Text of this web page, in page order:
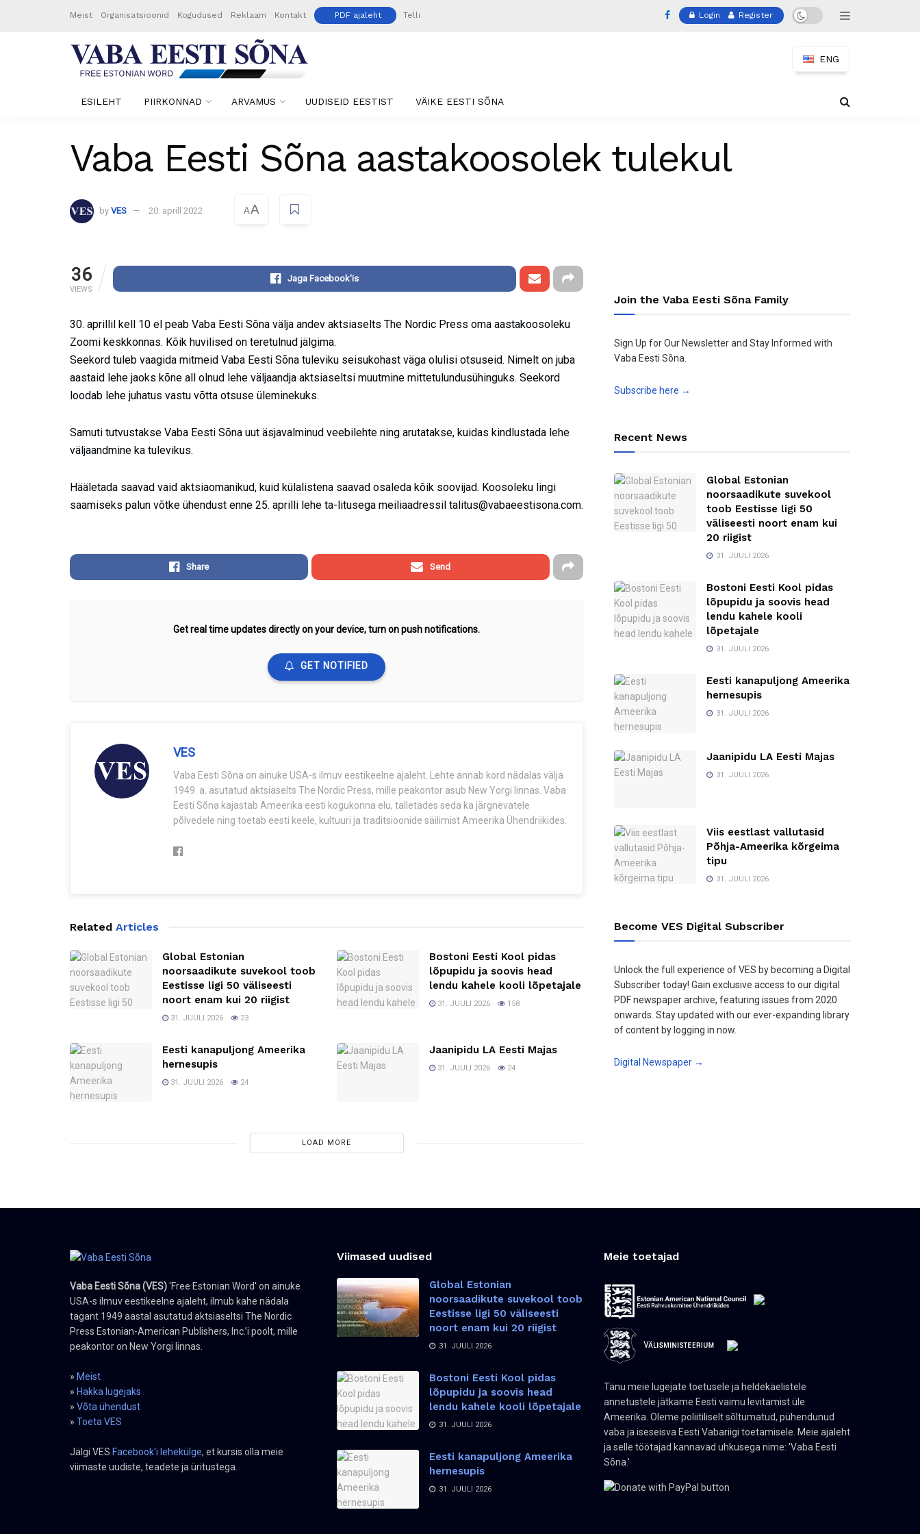
Meist Organisatsioonid Kogudused Reklaam Kontakt PDF ajaleht Telli Login Register
ENG
ESILEHT PIIRKONNAD ARVAMUS UUDISEID EESTIST VÄIKE EESTI SÕNA
Vaba Eesti Sõna aastakoosolek tulekul
by VES 20. aprill 2022 AA
36
VIEWS
Jaga Facebook'is
30. aprillil kell 10 el peab Vaba Eesti Sõna välja andev aktsiaselts The Nordic Press oma aastakoosoleku
Zoomi keskkonnas. Kõik huvilised on teretulnud jälgima.
Seekord tuleb vaagida mitmeid Vaba Eesti Sõna tuleviku seisukohast väga olulisi otsuseid. Nimelt on juba
aastaid lehe jaoks kõne all olnud lehe väljaandja aktsiaseltsi muutmine mittetulundusühinguks. Seekord
loodab lehe juhatus vastu võtta otsuse üleminekuks.
Samuti tutvustakse Vaba Eesti Sõna uut äsjavalminud veebilehte ning arutatakse, kuidas kindlustada lehe
väljaandmine ka tulevikus.
Hääletada saavad vaid aktsiaomanikud, kuid külalistena saavad osaleda kõik soovijad. Koosoleku lingi
saamiseks palun võtke ühendust enne 25. aprilli lehe ta-litusega meiliaadressil talitus@vabaeestisona.com.
Share Send
Get real time updates directly on your device, turn on push notifications.
GET NOTIFIED
VES
Vaba Eesti Sõna on ainuke USA-s ilmuv eestikeelne ajaleht. Lehte annab kord nädalas välja
1949. a. asutatud aktsiaselts The Nordic Press, mille peakontor asub New Yorgi linnas. Vaba
Eesti Sõna kajastab Ameerika eesti kogukonna elu, talletades seda ka järgnevatele
põlvedele ning toetab eesti keele, kultuuri ja traditsioonide säilimist Ameerika Ühendriikides.
Related Articles
Global Estonian
noorsaadikute suvekool toob
Eestisse ligi 50 väliseesti
noort enam kui 20 riigist
31. JUULI 2026 23
Bostoni Eesti Kool pidas
lõpupidu ja soovis head
lendu kahele kooli lõpetajale
31. JUULI 2026 158
Eesti kanapuljong Ameerika
hernesupis
31. JUULI 2026 24
Jaanipidu LA Eesti Majas
31. JUULI 2026 24
LOAD MORE
Join the Vaba Eesti Sõna Family
Sign Up for Our Newsletter and Stay Informed with
Vaba Eesti Sõna.
Subscribe here →
Recent News
Global Estonian
noorsaadikute suvekool
toob Eestisse ligi 50
väliseesti noort enam kui
20 riigist
31. JUULI 2026
Bostoni Eesti Kool pidas
lõpupidu ja soovis head
lendu kahele kooli
lõpetajale
31. JUULI 2026
Eesti kanapuljong Ameerika
hernesupis
31. JUULI 2026
Jaanipidu LA Eesti Majas
31. JUULI 2026
Viis eestlast vallutasid
Põhja-Ameerika kõrgeima
tipu
31. JUULI 2026
Become VES Digital Subscriber
Unlock the full experience of VES by becoming a Digital
Subscriber today! Gain exclusive access to our digital
PDF newspaper archive, featuring issues from 2020
onwards. Stay updated with our ever-expanding library
of content by logging in now.
Digital Newspaper →
Vaba Eesti Sõna (VES)'Free Estonian Word' on ainuke
USA-s ilmuv eestikeelne ajaleht, ilmub kahe nädala
tagant 1949 aastal asutatud aktsiaseltsi The Nordic
Press Estonian-American Publishers, Inc.’i poolt, mille
peakontor on New Yorgi linnas.
» Meist
» Hakka lugejaks
» Võta ühendust
» Toeta VES
Jälgi VES Facebook'i lehekülge, et kursis olla meie
viimaste uudiste, teadete ja üritustega.
Viimased uudised
Global Estonian
noorsaadikute suvekool toob
Eestisse ligi 50 väliseesti
noort enam kui 20 riigist
31. JUULI 2026
Bostoni Eesti Kool pidas
lõpupidu ja soovis head
lendu kahele kooli lõpetajale
31. JUULI 2026
Eesti kanapuljong Ameerika
hernesupis
31. JUULI 2026
Meie toetajad
Tänu meie lugejate toetusele ja heldekäelistele
annetustele jätkame Eesti vaimu levitamist üle
Ameerika. Oleme poliitiliselt sõltumatud, pühendunud
vaba ja iseseisva Eesti Vabariigi toetamisele. Meie ajaleht
ja selle töötajad kannavad uhkusega nime: 'Vaba Eesti
Sõna.'